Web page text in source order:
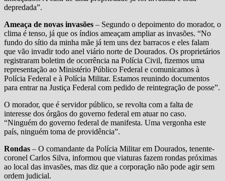
depredada”.
Ameaça de novas invasões – Segundo o depoimento do morador, o
clima é tenso, já que os índios ameaçam ampliar as invasões. “No
fundo do sítio da minha mãe já tem uns dez barracos e eles falam
que vão invadir todo anel viário norte de Dourados. Os proprietários
registraram boletim de ocorrência na Polícia Civil, fizemos uma
representação ao Ministério Público Federal e comunicamos à
Polícia Federal e à Polícia Militar. Estamos reunindo documentos
para entrar na Justiça Federal com pedido de reintegração de posse”.
O morador, que é servidor público, se revolta com a falta de
interesse dos órgãos do governo federal em atuar no caso.
“Ninguém do governo federal de manifesta. Uma vergonha este
país, ninguém toma de providência”.
Rondas – O comandante da Polícia Militar em Dourados, tenente-
coronel Carlos Silva, informou que viaturas fazem rondas próximas
ao local das invasões, mas diz que a corporação não pode agir sem
ordem judicial.